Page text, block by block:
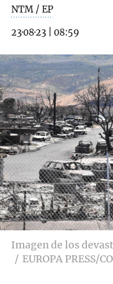
NTM / EP
23·08·23
08:59
Imagen de los
EUROPA PRESS/